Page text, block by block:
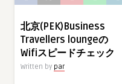
北京(PEK)Business
Travellers loungeの
Wifiスピードチェック
Written by par